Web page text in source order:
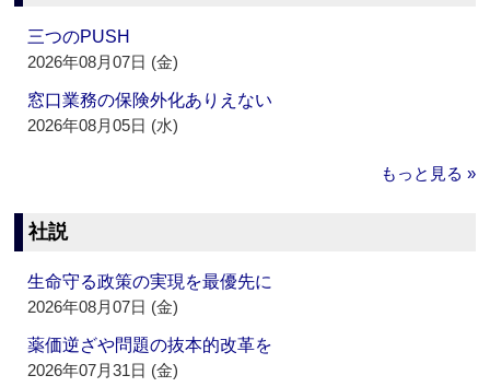
三つのPUSH
2026年08月07日 (金)
窓口業務の保険外化ありえない
2026年08月05日 (水)
もっと見る »
社説
生命守る政策の実現を最優先に
2026年08月07日 (金)
薬価逆ざや問題の抜本的改革を
2026年07月31日 (金)